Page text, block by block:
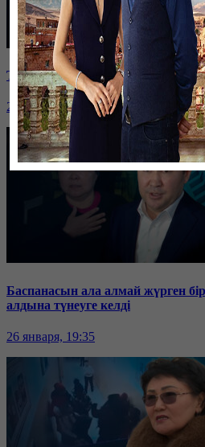
Таразда ТЭЦ қызметкерлері
26 января, 19:36
Баспанасын ала алмай жүрген
алдына түнеуге келді
26 января, 19:35